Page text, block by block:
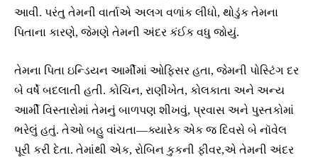
આવી. પરંતુ તેમની વાર્તાએ અલગ વળાંક લીધો, થોડુંક તેમના
પિતાના કારણે, જેમણે તેમની અંદર કંઈક વધુ જોયું.
તેમના પિતા ઇન્ડિયન આર્મીમાં ઓફિસર હતા, જેમની પોસ્ટિંગ દર
બે વર્ષે બદલાતી હતી. કોચિન, રાણીખેત, કોલકાતા અને અન્ય
આર્મી વિસ્તારોમાં તેમનું બાળપણ શીખવું, પ્રવાસ અને પુસ્તકોમાં
ભરેલું હતું. તેઓ બહુ વાંચતા—ક્યારેક એક જ દિવસે બે નૉવેલ
પૂરી કરી દેતા. તેમાંથી એક, રોબિન કુકની ફીવર,એ તેમની અંદર